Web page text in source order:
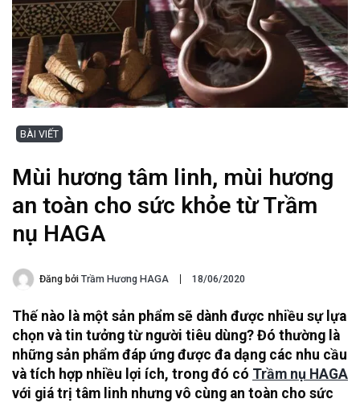
BÀI VIẾT
Mùi hương tâm linh, mùi hương
an toàn cho sức khỏe từ Trầm
nụ HAGA
Đăng bởi Trầm Hương HAGA 18/06/2020
Thế nào là một sản phẩm sẽ dành được nhiều sự lựa
chọn và tin tưởng từ người tiêu dùng? Đó thường là
những sản phẩm đáp ứng được đa dạng các nhu cầu
và tích hợp nhiều lợi ích, trong đó có Trầm nụ HAGA
với giá trị tâm linh nhưng vô cùng an toàn cho sức